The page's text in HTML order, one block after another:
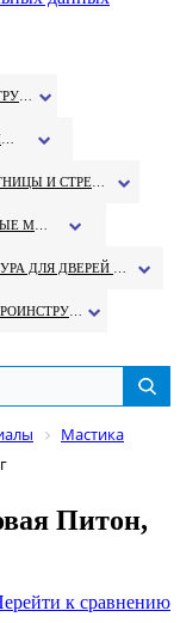
Мастика
Питон,
к сравнению